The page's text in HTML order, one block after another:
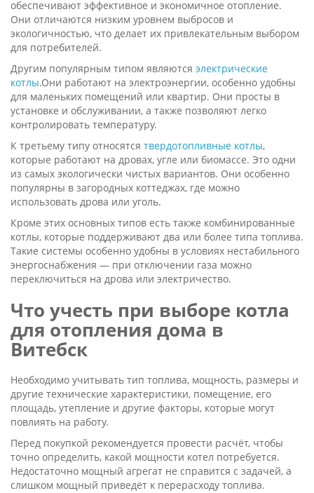
обеспечивают эффективное и экономичное отопление.
Они отличаются низким уровнем выбросов и
экологичностью, что делает их привлекательным выбором
для потребителей.
Другим популярным типом являются электрические
котлы.Они работают на электроэнергии, особенно удобны
для маленьких помещений или квартир. Они просты в
установке и обслуживании, а также позволяют легко
контролировать температуру.
К третьему типу относятся твердотопливные котлы,
которые работают на дровах, угле или биомассе. Это одни
из самых экологически чистых вариантов. Они особенно
популярны в загородных коттеджах, где можно
использовать дрова или уголь.
Кроме этих основных типов есть также комбинированные
котлы, которые поддерживают два или более типа топлива.
Такие системы особенно удобны в условиях нестабильного
энергоснабжения — при отключении газа можно
переключиться на дрова или электричество.
Что учесть при выборе котла
для отопления дома в
Витебск
Необходимо учитывать тип топлива, мощность, размеры и
другие технические характеристики, помещение, его
площадь, утепление и другие факторы, которые могут
повлиять на работу.
Перед покупкой рекомендуется провести расчёт, чтобы
точно определить, какой мощности котел потребуется.
Недостаточно мощный агрегат не справится с задачей, а
слишком мощный приведёт к перерасходу топлива.